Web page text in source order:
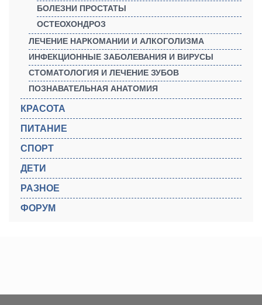
БОЛЕЗНИ ПРОСТАТЫ
ОСТЕОХОНДРОЗ
ЛЕЧЕНИЕ НАРКОМАНИИ И АЛКОГОЛИЗМА
ИНФЕКЦИОННЫЕ ЗАБОЛЕВАНИЯ И ВИРУСЫ
СТОМАТОЛОГИЯ И ЛЕЧЕНИЕ ЗУБОВ
ПОЗНАВАТЕЛЬНАЯ АНАТОМИЯ
КРАСОТА
ПИТАНИЕ
СПОРТ
ДЕТИ
РАЗНОЕ
ФОРУМ